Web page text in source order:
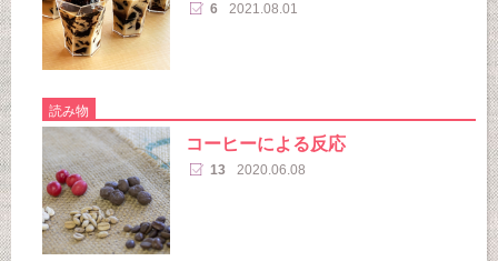
6 2021.08.01
読み物
コーヒーによる反応
13 2020.06.08